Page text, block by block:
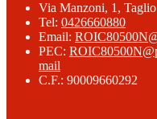
Via Manzoni, 1,
Tel: 0426660880
Email:
PEC:
mail
C.F.: 90009660292